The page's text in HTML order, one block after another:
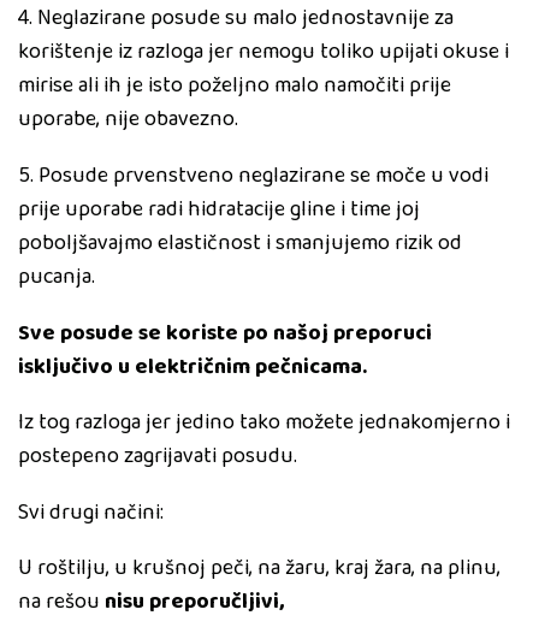
4. Neglazirane posude su malo jednostavnije za
korištenje iz razloga jer nemogu toliko upijati okuse i
mirise ali ih je isto poželjno malo namočiti prije
uporabe, nije obavezno.
5. Posude prvenstveno neglazirane se moče u vodi
prije uporabe radi hidratacije gline i time joj
poboljšavajmo elastičnost i smanjujemo rizik od
pucanja.
Sve posude se koriste po našoj preporuci
isključivo u električnim pečnicama.
Iz tog razloga jer jedino tako možete jednakomjerno i
postepeno zagrijavati posudu.
Svi drugi načini:
U roštilju, u krušnoj peči, na žaru, kraj žara, na plinu,
na rešou nisu preporučljivi,